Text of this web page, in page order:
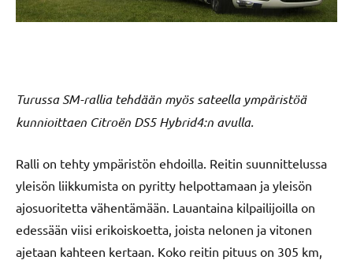
Turussa SM-rallia tehdään myös sateella ympäristöä
kunnioittaen Citroën DS5 Hybrid4:n avulla.
Ralli on tehty ympäristön ehdoilla. Reitin suunnittelussa
yleisön liikkumista on pyritty helpottamaan ja yleisön
ajosuoritetta vähentämään. Lauantaina kilpailijoilla on
edessään viisi erikoiskoetta, joista nelonen ja vitonen
ajetaan kahteen kertaan. Koko reitin pituus on 305 km,